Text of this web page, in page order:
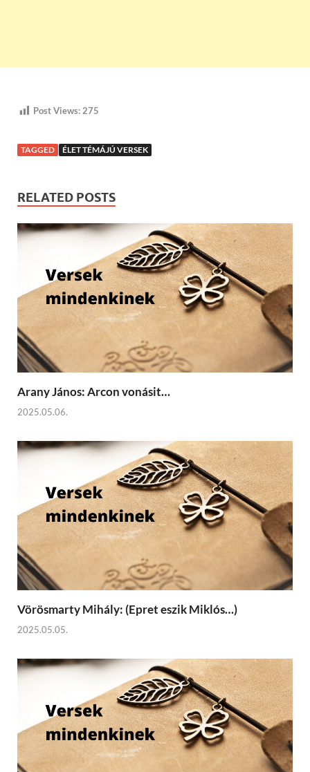
Post Views: 275
TAGGED ÉLET TÉMÁJÚ VERSEK
RELATED POSTS
Arany János: Arcon vonásit…
2025.05.06.
Vörösmarty Mihály: (Epret eszik Miklós…)
2025.05.05.